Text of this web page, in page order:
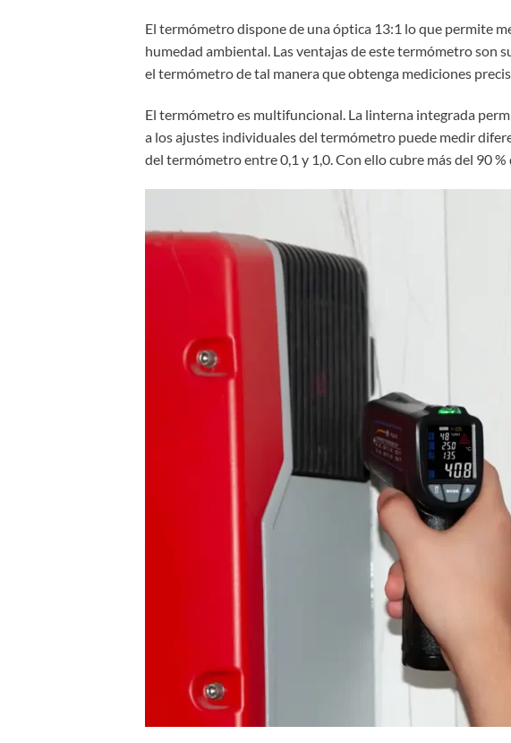
El termómetro dispone de una óptica 13:1 lo que permite
humedad ambiental. Las ventajas de este termómetro son
el termómetro de tal manera que obtenga mediciones
El termómetro es multifuncional. La linterna integrada
a los ajustes individuales del termómetro puede medir
del termómetro entre 0,1 y 1,0. Con ello cubre más del 90